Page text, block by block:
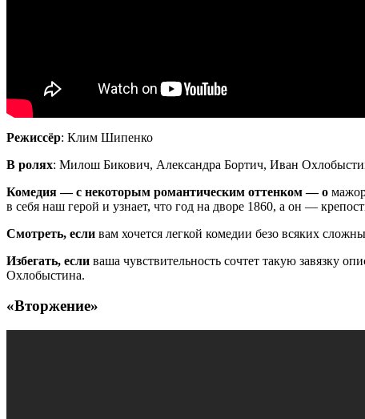
Режиссёр: Клим Шипенко
В ролях: Милош Бикович, Александра Бортич, Иван
Комедия — с некоторым романтическим оттенком — о
в себя наш герой и узнает, что год на дворе 1860, а он —
Смотреть, если вам хочется легкой комедии безо всяких
Избегать, если ваша чувствительность сочтет такую завязку
Охлобыстина.
«Вторжение»